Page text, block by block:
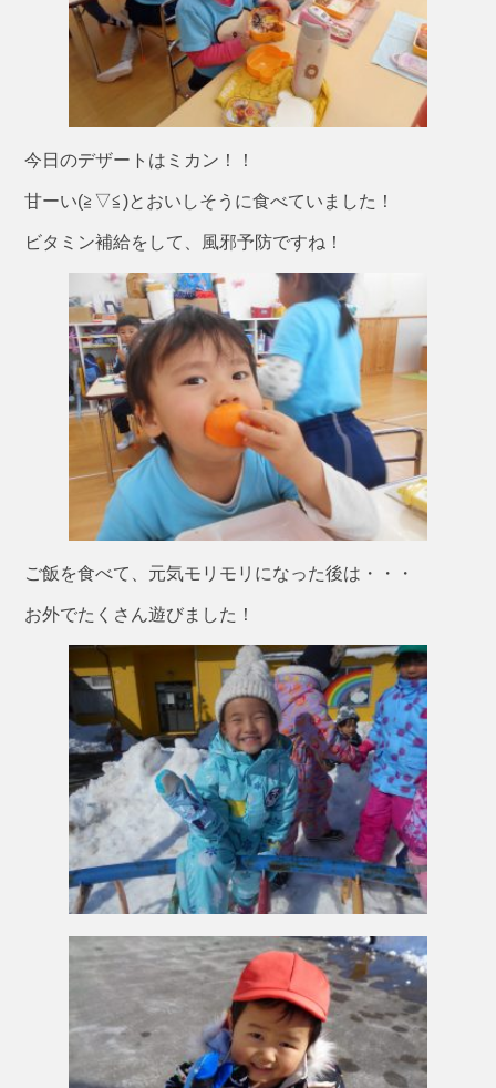
今日のデザートはミカン！！
甘ーい(≧▽≦)とおいしそうに食べていました！
ビタミン補給をして、風邪予防ですね！
ご飯を食べて、元気モリモリになった後は・・・
お外でたくさん遊びました！